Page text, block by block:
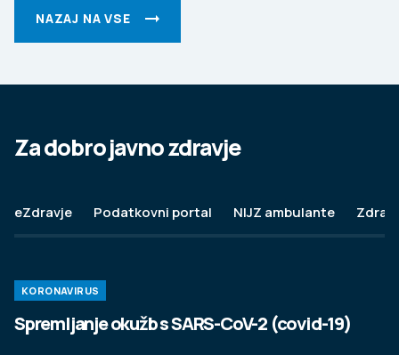
NAZAJ NA VSE
Za dobro javno zdravje
eZdravje Podatkovni portal NIJZ ambulante
KORONAVIRUS
Spremljanje okužb s SARS-CoV-2 (covid-19)